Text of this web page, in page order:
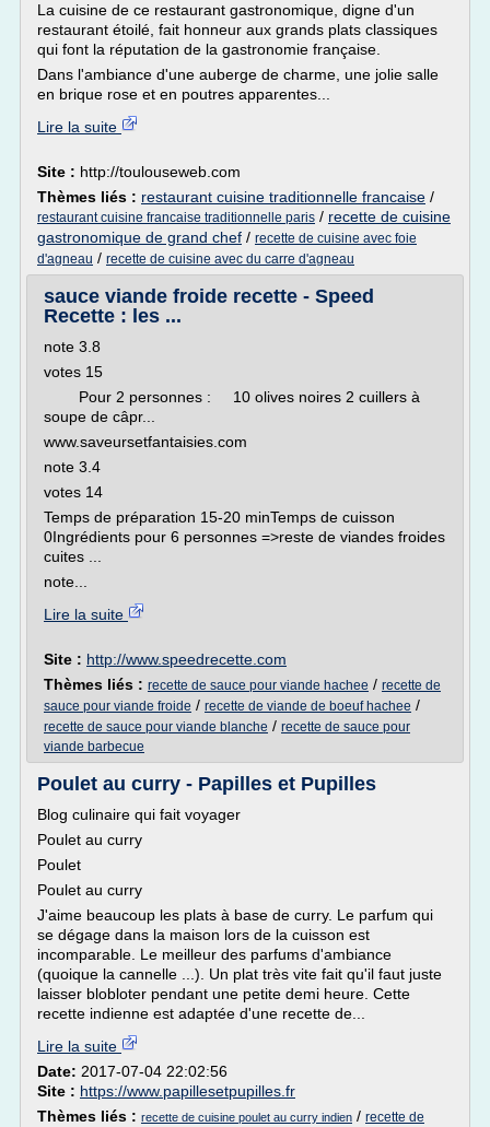
La cuisine de ce restaurant gastronomique, digne d'un
restaurant étoilé, fait honneur aux grands plats classiques
qui font la réputation de la gastronomie française.
Dans l'ambiance d'une auberge de charme, une jolie salle
en brique rose et en poutres apparentes...
Lire la suite
Site : http://toulouseweb.com
Thèmes liés : restaurant cuisine traditionnelle francaise /
restaurant cuisine francaise traditionnelle paris / recette de cuisine
gastronomique de grand chef / recette de cuisine avec foie
d'agneau / recette de cuisine avec du carre d'agneau
sauce viande froide recette - Speed
Recette : les ...
note 3.8
votes 15
Pour 2 personnes : 10 olives noires 2 cuillers à
soupe de câpr...
www.saveursetfantaisies.com
note 3.4
votes 14
Temps de préparation 15-20 minTemps de cuisson
0Ingrédients pour 6 personnes =>reste de viandes froides
cuites ...
note...
Lire la suite
Site : http://www.speedrecette.com
Thèmes liés : recette de sauce pour viande hachee / recette de
sauce pour viande froide / recette de viande de boeuf hachee /
recette de sauce pour viande blanche / recette de sauce pour
viande barbecue
Poulet au curry - Papilles et Pupilles
Blog culinaire qui fait voyager
Poulet au curry
Poulet
Poulet au curry
J'aime beaucoup les plats à base de curry. Le parfum qui
se dégage dans la maison lors de la cuisson est
incomparable. Le meilleur des parfums d'ambiance
(quoique la cannelle ...). Un plat très vite fait qu'il faut juste
laisser blobloter pendant une petite demi heure. Cette
recette indienne est adaptée d'une recette de...
Lire la suite
Date: 2017-07-04 22:02:56
Site : https://www.papillesetpupilles.fr
Thèmes liés : recette de cuisine poulet au curry indien / recette de